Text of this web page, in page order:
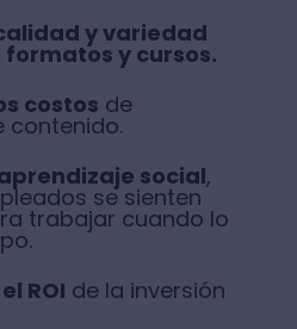
y variedad
formatos y cursos.
costos de
contenido.
social,
se sienten
trabajar cuando lo
ROI de la inversión